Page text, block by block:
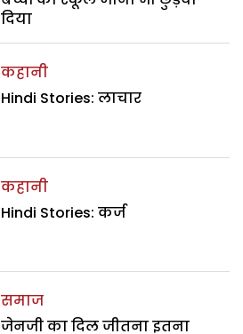
दिया
कहानी
Hindi Stories: लाचार
कहानी
Hindi Stories: कर्ज
समाज
जेनजी का दिल जीतना इतना